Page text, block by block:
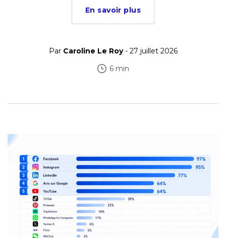
En savoir plus
Par Caroline Le Roy- 27 juillet 2026
6 min